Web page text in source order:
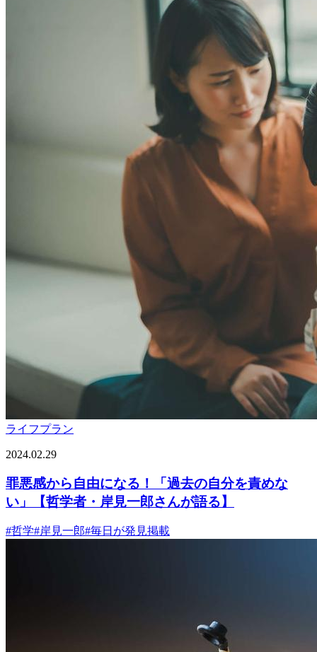
ライフプラン
2024.02.29
罪悪感から自由になる！「過去の自分を責めな
い」【哲学者・岸見一郎さんが語る】
#哲学#岸見一郎#毎日が発見掲載